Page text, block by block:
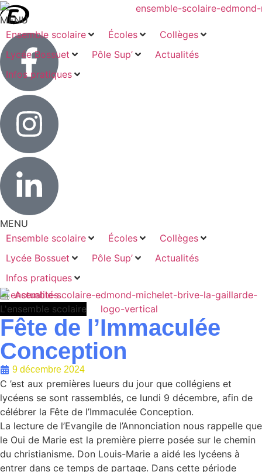
MENU
Ensemble scolaire
Écoles
Collèges
Lycée Bossuet
Pôle Sup’
Actualités
Infos pratiques
MENU
Ensemble scolaire
Écoles
Collèges
Lycée Bossuet
Pôle Sup’
Actualités
Infos pratiques
Actualités
L'ensemble scolaire
Fête de l’Immaculée
Conception
9 décembre 2024
C ’est aux premières lueurs du jour que collégiens et
lycéens se sont rassemblés, ce lundi 9 décembre, afin de
célébrer la Fête de l’Immaculée Conception.
La lecture de l’Evangile de l’Annonciation nous rappelle que
le Oui de Marie est la première pierre posée sur le chemin
du christianisme. Don Louis-Marie a aidé les lycéens à
entrer dans ce temps de partage. Dans cette période